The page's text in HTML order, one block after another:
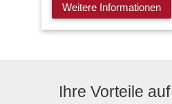
Weitere Informationen
Ihre Vorteile